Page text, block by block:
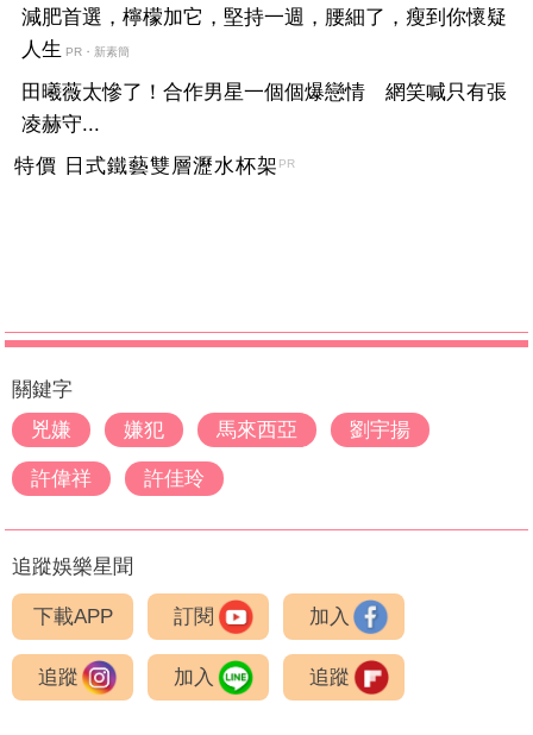
減肥首選，檸檬加它，堅持一週，腰細了，瘦到你懷疑
人生 PR・新素簡
田曦薇太慘了！合作男星一個個爆戀情 網笑喊只有張
凌赫守...
特價 日式鐵藝雙層瀝水杯架 PR
關鍵字
兇嫌
嫌犯 馬來西亞 劉宇揚
許偉祥 許佳玲
追蹤娛樂星聞
下載APP 訂閱 加入
追蹤 加入 追蹤